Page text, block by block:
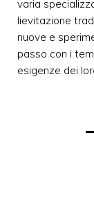
varia
lievitazione
nuove e
passo con i
esigenze dei